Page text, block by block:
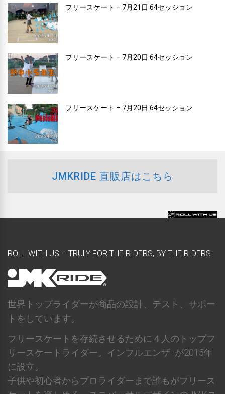
フリースケート – 7月21日 64セッション
フリースケート – 7月20日 64セッション
フリースケート – 7月20日 64セッション
JMKRIDE 直販店はこちら
ROLL WITH US – TRULY FOR THE RIDERS, BY THE RIDERS
世界トップライダーが商品の設計、テスト、サポー
トをしています。
フリースケートを存続させるために４人のトップフ
リースケートライダー。インフルエンザｰが2015年
に設立。
子供や初心者からプロライダーまで誰もがフリース